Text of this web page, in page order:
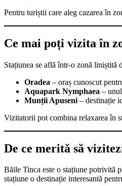
Pentru turiștii care aleg cazarea în
Ce mai poți vizita în
Stațiunea se află într-o zonă liniștită
Oradea – oraș cunoscut
Aquapark Nymphaea –
Munții Apuseni – destinație
Vizitatorii pot combina relaxarea în
De ce merită să
Băile Tinca este o stațiune potrivită
stațiune o destinație interesantă